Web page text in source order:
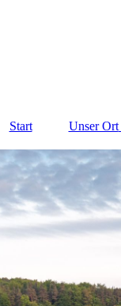
Start Unser Ort